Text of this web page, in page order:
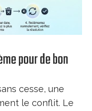
pour de bon
cesse, une
le conflit. Le